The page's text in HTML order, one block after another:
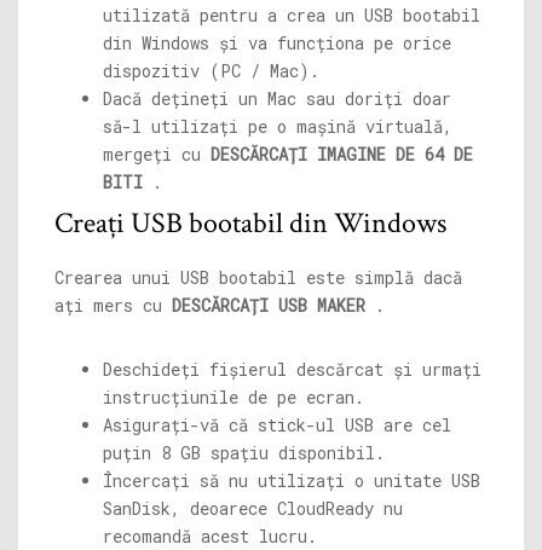
utilizată pentru a crea un USB bootabil
din Windows și va funcționa pe orice
dispozitiv (PC / Mac).
Dacă dețineți un Mac sau doriți doar
să-l utilizați pe o mașină virtuală,
mergeți cu DESCĂRCAȚI IMAGINE DE 64 DE
BITI .
Creați USB bootabil din Windows
Crearea unui USB bootabil este simplă dacă
ați mers cu DESCĂRCAȚI USB MAKER .
Deschideți fișierul descărcat și urmați
instrucțiunile de pe ecran.
Asigurați-vă că stick-ul USB are cel
puțin 8 GB spațiu disponibil.
Încercați să nu utilizați o unitate USB
SanDisk, deoarece CloudReady nu
recomandă acest lucru.